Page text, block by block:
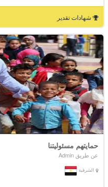
شهادات تقدير
حمايتهم مسئوليتنا
عن طريق Admin
الشرقية